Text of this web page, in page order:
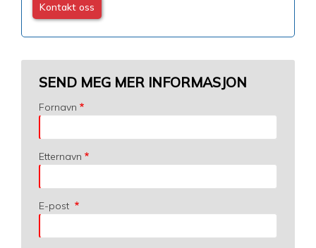
Kontakt oss
SEND MEG MER INFORMASJON
Fornavn
Etternavn
E-post